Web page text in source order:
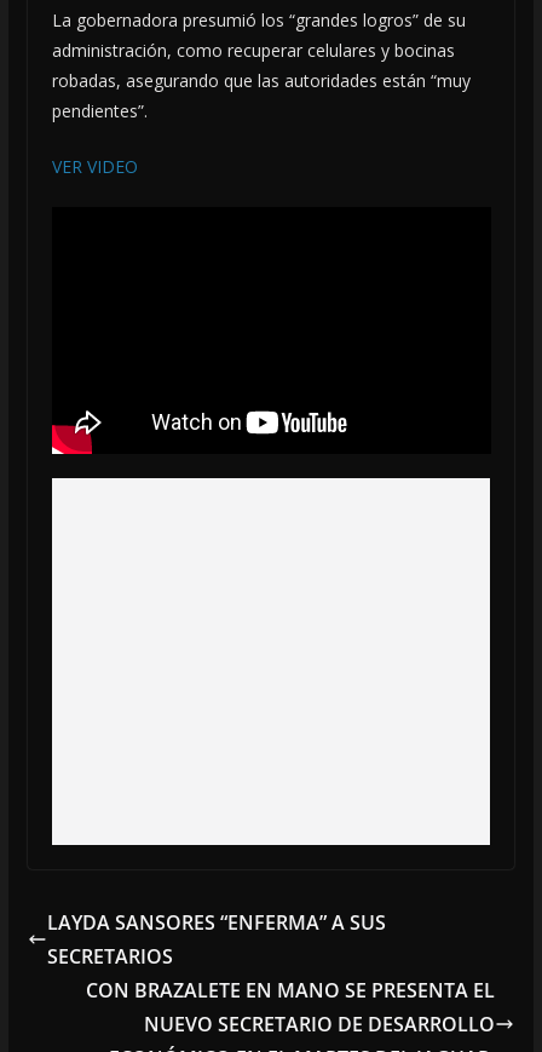
La gobernadora presumió los “grandes logros” de su
administración, como recuperar celulares y bocinas
robadas, asegurando que las autoridades están “muy
pendientes”.
VER VIDEO
LAYDA SANSORES “ENFERMA” A SUS
SECRETARIOS
CON BRAZALETE EN MANO SE PRESENTA EL
NUEVO SECRETARIO DE DESARROLLO